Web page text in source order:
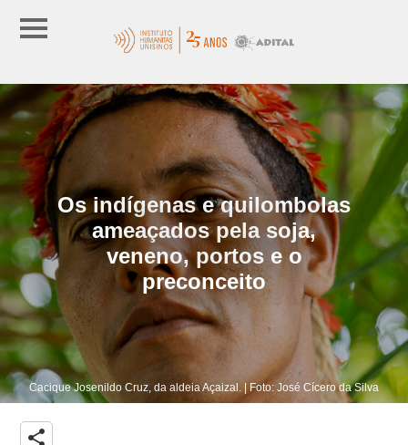
Os indígenas e quilombolas
ameaçados pela soja,
veneno, portos e o
preconceito
Cacique Josenildo Cruz, da aldeia Açaizal. | Foto: José Cícero da Silva
share